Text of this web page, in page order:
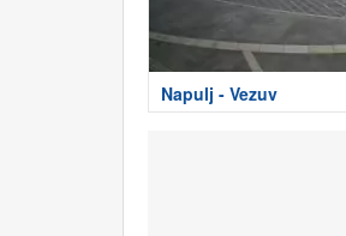
Napulj - Vezuv